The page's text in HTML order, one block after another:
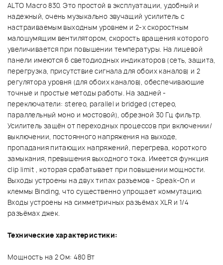
ALTO Macro 830. Это простой в эксплуатации, удобный и
надежный, очень музыкально звучащий усилитель с
настраиваемым выходным уровнем и 2-х скоростным
малошумящим вентилятором, скорость вращения которого
увеличивается при повышении температуры. На лицевой
панели имеются 6 светодиодных индикаторов (сеть, защита,
перегрузка, присутствие сигнала для обоих каналов) и 2
регулятора уровня (для обоих каналов), обеспечивающие
точные и простые методы работы. На задней -
переключатели: stereo, parallel и bridged (стерео,
параллельный моно и мостовой), обрезной 30 Гц фильтр.
Усилитель защён от переходных процессов при включении/
выключении, постоянного напряжения на выходе,
пропадания питающих напряжений, перегрева, короткого
замыкания, превышения выходного тока. Имеется функция
clip limit , которая срабатывает при повышении мощности.
Выходы устроены на двух типах разъемов - Speak-On и
клеммы Binding, что существенно упрощает коммутацию.
Входы устроены на симметричных разъёмах XLR и 1/4
разъёмах джек.
Технические характеристики:
Мощность на 2 Ом: 480 Вт